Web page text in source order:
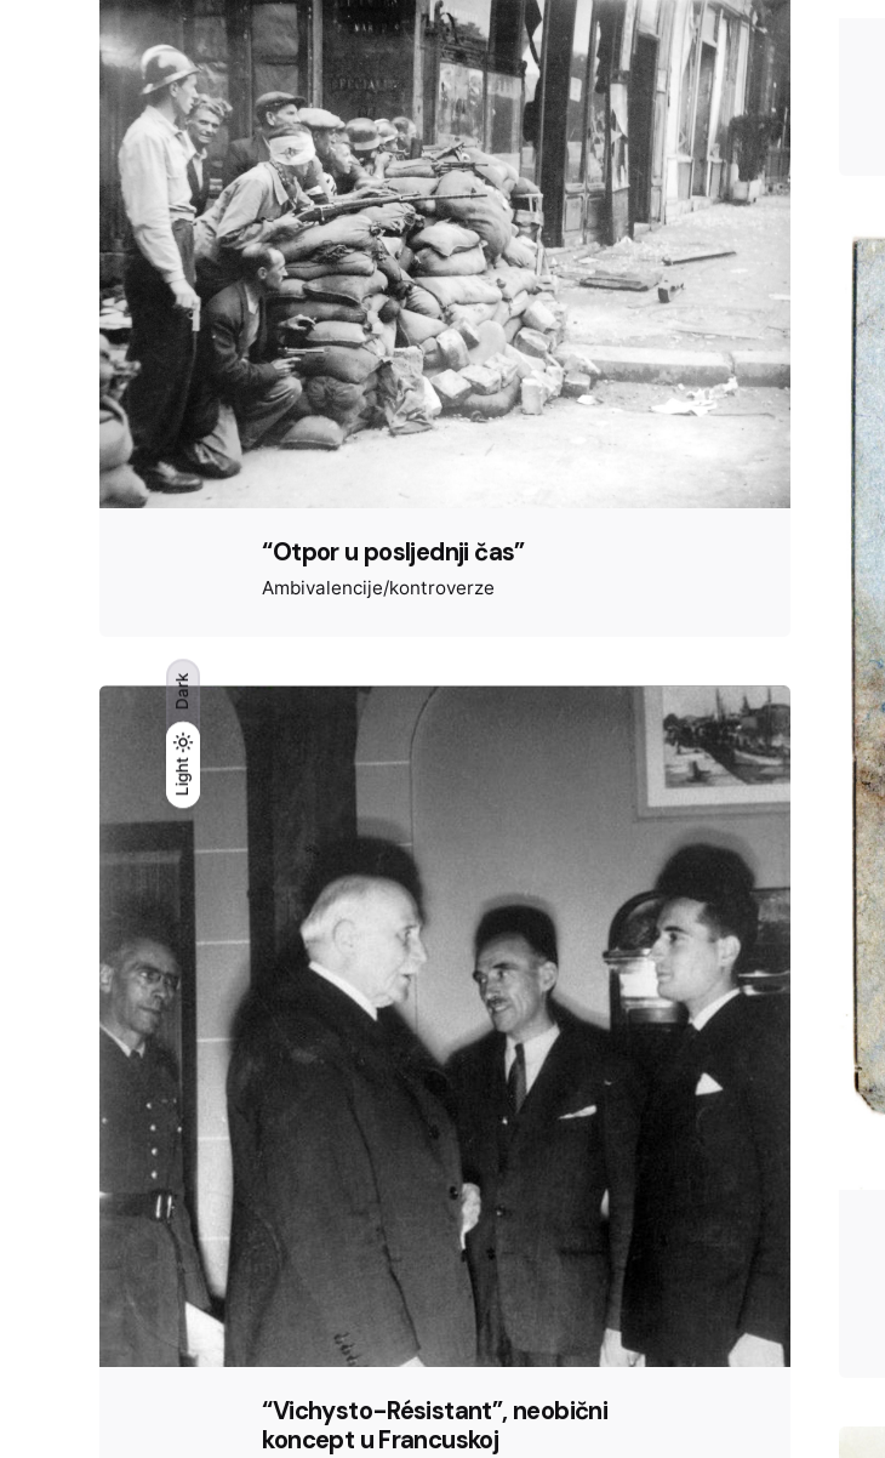
Light
Dark
Light
Dark
“Otpor u posljednji čas”
Ambivalencije/kontroverze
“Vichysto-Résistant”, neobični
koncept u Francuskoj